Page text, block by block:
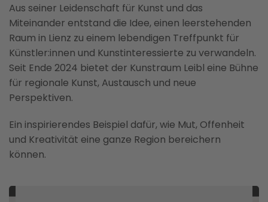
Aus seiner Leidenschaft für Kunst und das
Miteinander entstand die Idee, einen leerstehenden
Raum in Lienz zu einem lebendigen Treffpunkt für
Künstler:innen und Kunstinteressierte zu verwandeln.
Seit Ende 2024 bietet der Kunstraum Leibl eine Bühne
für regionale Kunst, Austausch und neue
Perspektiven.
Ein inspirierendes Beispiel dafür, wie Mut, Offenheit
und Kreativität eine ganze Region bereichern
können.